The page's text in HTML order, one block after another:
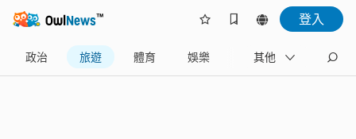
登入
政治 旅遊 體育 娛樂 產業
其他